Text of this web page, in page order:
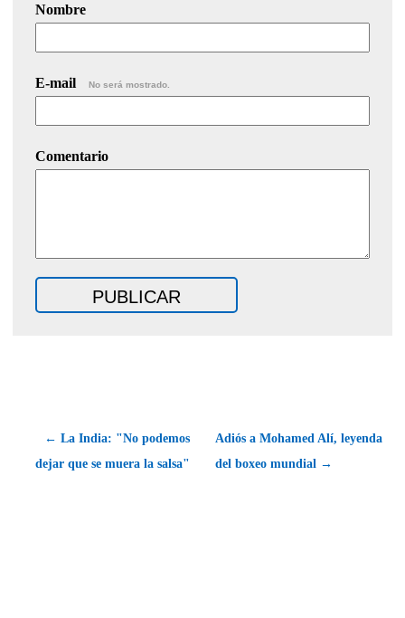
Nombre
E-mail No será mostrado.
Comentario
← La India: "No podemos
dejar que se muera la salsa"
Adiós a Mohamed Alí, leyenda
del boxeo mundial →